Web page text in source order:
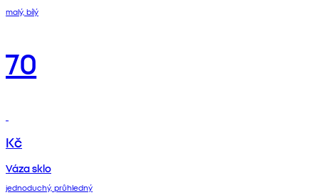
malý, bílý
70
Kč
Váza sklo
jednoduchý, průhledný